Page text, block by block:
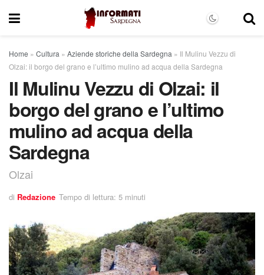
Home » Cultura » Aziende storiche della Sardegna » Il Mulinu Vezzu di
Olzai: il borgo del grano e l’ultimo mulino ad acqua della Sardegna
Il Mulinu Vezzu di Olzai: il
borgo del grano e l’ultimo
mulino ad acqua della
Sardegna
Olzai
di Redazione Tempo di lettura: 5 minuti